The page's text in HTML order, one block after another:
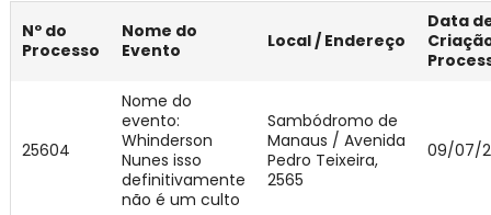
Nº do
Processo
Nome do
Evento
Local / Endereço
Data
25604
Nome do
evento:
Whinderson
Nunes isso
definitivamente
não é um culto
Sambódromo de
Manaus / Avenida
Pedro Teixeira,
2565
09/07/